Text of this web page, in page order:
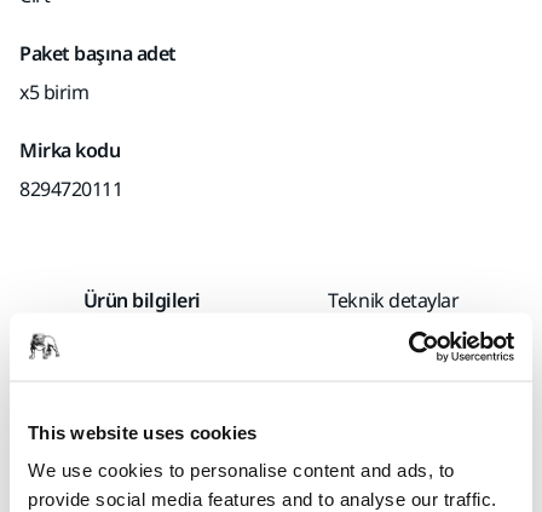
This website uses cookies
We use cookies to personalise content and ads, to
provide social media features and to analyse our traffic.
Paket başına adet
x5 birim
Mirka kodu
8294720111
Ürün bilgileri Teknik detaylar
kullanılmalıdır. İçeriye ıslaklık girmesini engellediği için
vakumlu blok disk zımpara makinenizi ve toz emiş sisteminizi
korur.